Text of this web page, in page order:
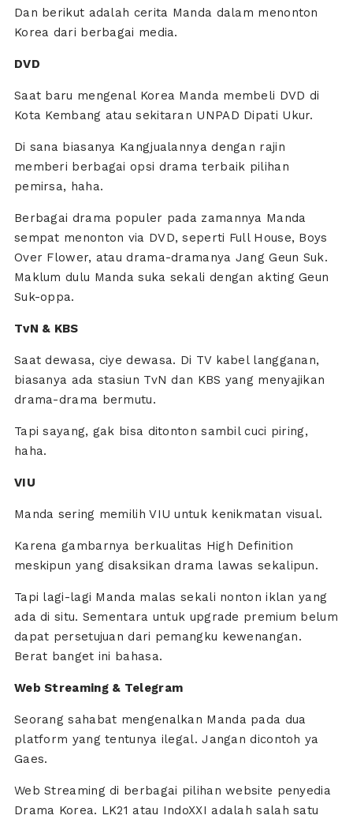
Dan berikut adalah cerita Manda dalam menonton
Korea dari berbagai media.
DVD
Saat baru mengenal Korea Manda membeli DVD di
Kota Kembang atau sekitaran UNPAD Dipati Ukur.
Di sana biasanya Kangjualannya dengan rajin
memberi berbagai opsi drama terbaik pilihan
pemirsa, haha.
Berbagai drama populer pada zamannya Manda
sempat menonton via DVD, seperti Full House, Boys
Over Flower, atau drama-dramanya Jang Geun Suk.
Maklum dulu Manda suka sekali dengan akting Geun
Suk-oppa.
TvN & KBS
Saat dewasa, ciye dewasa. Di TV kabel langganan,
biasanya ada stasiun TvN dan KBS yang menyajikan
drama-drama bermutu.
Tapi sayang, gak bisa ditonton sambil cuci piring,
haha.
VIU
Manda sering memilih VIU untuk kenikmatan visual.
Karena gambarnya berkualitas High Definition
meskipun yang disaksikan drama lawas sekalipun.
Tapi lagi-lagi Manda malas sekali nonton iklan yang
ada di situ. Sementara untuk upgrade premium belum
dapat persetujuan dari pemangku kewenangan.
Berat banget ini bahasa.
Web Streaming & Telegram
Seorang sahabat mengenalkan Manda pada dua
platform yang tentunya ilegal. Jangan dicontoh ya
Gaes.
Web Streaming di berbagai pilihan website penyedia
Drama Korea. LK21 atau IndoXXI adalah salah satu